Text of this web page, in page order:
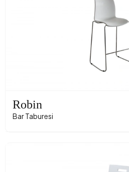
Robin
Bar Taburesi